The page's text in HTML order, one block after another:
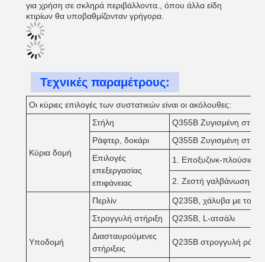
για χρήση σε σκληρά περιβάλλοντα., όπου άλλα είδη
κτιρίων θα υποβαθμίζονταν γρήγορα.
Τεχνικές παραμέτρους:
Οι κύριες επιλογές των συστατικών είναι οι ακόλουθες:
Κύρια δομή
Στήλη
Q355B Ζυγισμένη
Ράφτερ, δοκάρι
Q355B Ζυγισμένη
Επιλογές
επεξεργασίας
επιφάνειας
1. Εποξυζινκ-πλούσια
2. Ζεστή γαλβάνωση
Υποδομή
Περλίν
Q235B, χάλυβα με τομή
Στρογγυλή στήριξη
Q235B, L-ατσάλι
Διασταυρούμενες
στήριξεις
Q235B στρογγυλή